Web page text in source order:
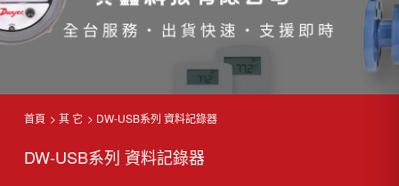
首頁 其 它 DW-USB系列 資料記錄器
DW-USB系列 資料記錄器